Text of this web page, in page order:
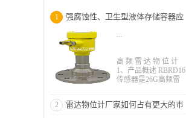
1 强腐蚀性、卫生型液体存储容器应
用高频雷达物位计
...
高 频 雷 达 物 位 计
1、产品概述 RBRD16
传感器是26G高频雷
米。天线被进一步优
2 雷达物位计厂家如何占有更大的市